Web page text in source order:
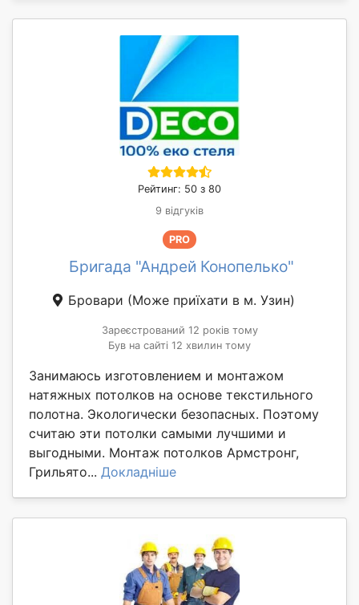
Рейтинг: 50 з 80
9 відгуків
PRO
Бригада "Андрей Конопелько"
Бровари (Може приїхати в м. Узин)
Зареєстрований 12 років тому
Був на сайті 12 хвилин тому
Занимаюсь изготовлением и монтажом
натяжных потолков на основе текстильного
полотна. Экологически безопасных. Поэтому
считаю эти потолки самыми лучшими и
выгодными. Монтаж потолков Армстронг,
Грильято... Докладніше